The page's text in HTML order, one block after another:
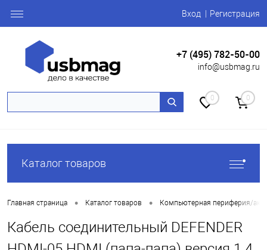
Вход Регистрация
+7 (495) 782-50-00
info@usbmag.ru
0 0
Каталог товаров
Главная страница • Каталог товаров • Компьютерная периферия/
Кабель соединительный DEFENDER